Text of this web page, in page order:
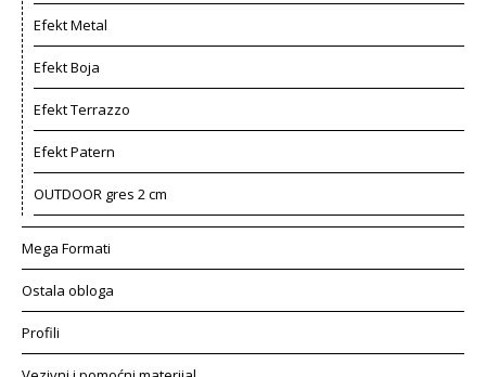
Efekt Metal
Efekt Boja
Efekt Terrazzo
Efekt Patern
OUTDOOR gres 2 cm
Mega Formati
Ostala obloga
Profili